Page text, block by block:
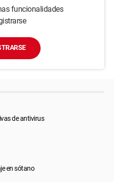
funcionalidades
de antivirus
en sótano